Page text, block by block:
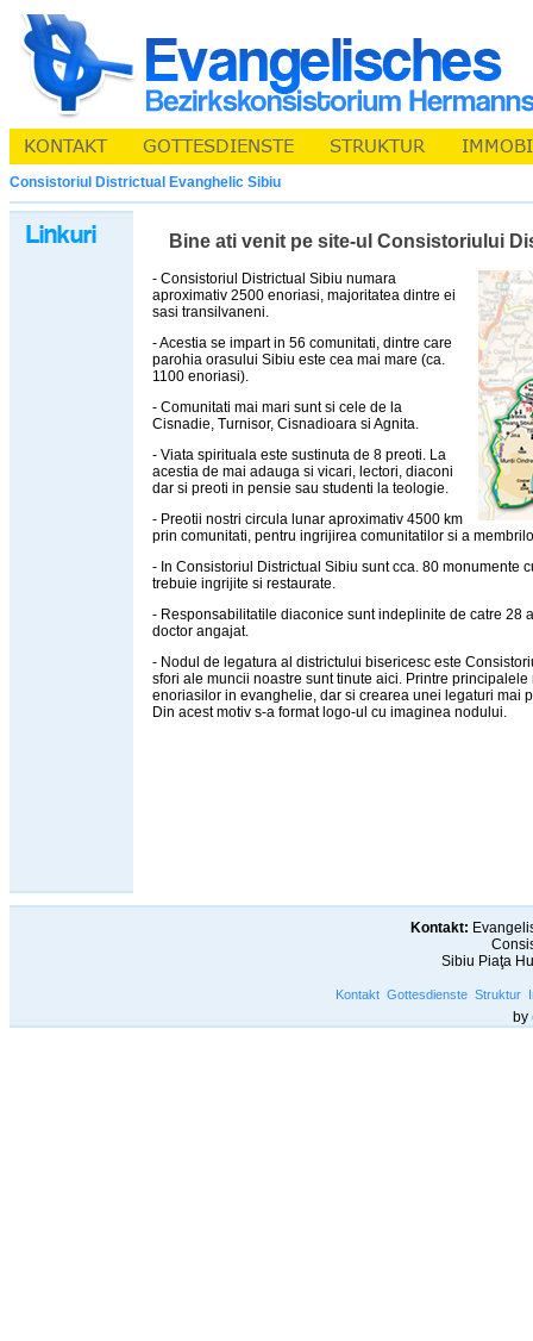
Consistoriul Districtual Evanghelic Sibiu
Bine ati venit pe site-ul Consistoriului
- Consistoriul Districtual Sibiu numara
aproximativ 2500 enoriasi, majoritatea dintre ei
sasi transilvaneni.
- Acestia se impart in 56 comunitati, dintre care
parohia orasului Sibiu este cea mai mare (ca.
1100 enoriasi).
- Comunitati mai mari sunt si cele de la
Cisnadie, Turnisor, Cisnadioara si Agnita.
- Viata spirituala este sustinuta de 8 preoti. La
acestia de mai adauga si vicari, lectori, diaconi
dar si preoti in pensie sau studenti la teologie.
- Preotii nostri circula lunar aproximativ 4500 km
prin comunitati, pentru ingrijirea comunitatilor si a
- In Consistoriul Districtual Sibiu sunt cca. 80 monumente
trebuie ingrijite si restaurate.
- Responsabilitatile diaconice sunt indeplinite de catre 28
doctor angajat.
- Nodul de legatura al districtului bisericesc este
sfori ale muncii noastre sunt tinute aici. Printre
enoriasilor in evanghelie, dar si crearea unei legaturi mai
Din acest motiv s-a format logo-ul cu imaginea nodului.
Kontakt:
Sibiu Piaţa
Kontakt Gottesdienste Struktur
by